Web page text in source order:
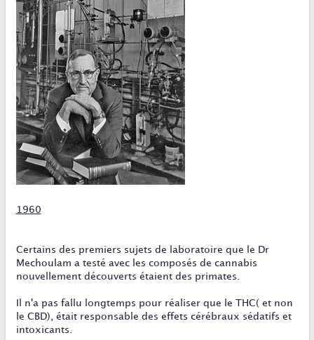
1960
Certains des premiers sujets de laboratoire que le Dr
Mechoulam a testé avec les composés de cannabis
nouvellement découverts étaient des primates.
Il n'a pas fallu longtemps pour réaliser que le THC( et non
le CBD), était responsable des effets cérébraux sédatifs et
intoxicants.